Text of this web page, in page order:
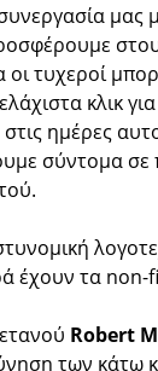
μας
οι τυχεροί
κλικ
ημέρες
σύντομα σε
έχουν τα
Robert
των κάτω